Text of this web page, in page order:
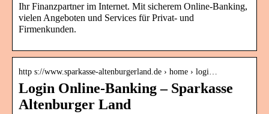
Ihr Finanzpartner im Internet. Mit sicherem Online-Banking,
vielen Angeboten und Services für Privat- und
Firmenkunden.
http s://www.sparkasse-altenburgerland.de › home › logi…
Login Online-Banking – Sparkasse
Altenburger Land